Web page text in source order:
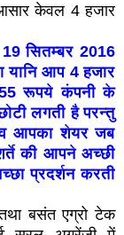
केवल 4 हजार
सितम्बर 2016
यानि आप 4 हजार
रूपये कंपनी के
लगती है परन्तु
व आपका शेयर जब
की आपने अच्छी
प्रदर्शन करती
बसंत एग्रो टेक